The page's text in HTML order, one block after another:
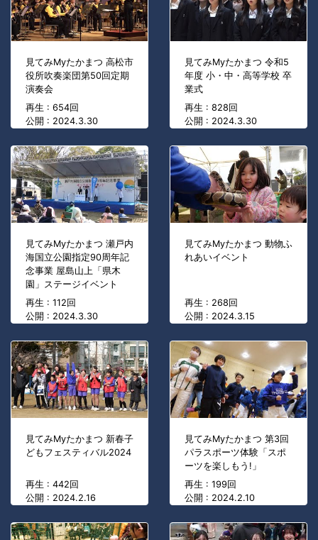
見てみMyたかまつ 高松市
役所吹奏楽団第50回定期
演奏会
再生 : 654回
公開 : 2024.3.30
見てみMyたかまつ 令和5
年度 小・中・高等学校 卒
業式
再生 : 828回
公開 : 2024.3.30
見てみMyたかまつ 瀬戸内
海国立公園指定90周年記
念事業 屋島山上「県木
園」ステージイベント
再生 : 112回
公開 : 2024.3.30
見てみMyたかまつ 動物ふ
れあいイベント
再生 : 268回
公開 : 2024.3.15
見てみMyたかまつ 新春子
どもフェスティバル2024
再生 : 442回
公開 : 2024.2.16
見てみMyたかまつ 第3回
パラスポーツ体験「スポ
ーツを楽しもう!」
再生 : 199回
公開 : 2024.2.10